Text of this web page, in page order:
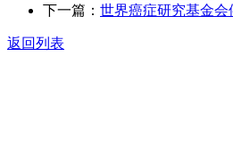
下一篇： 世界癌症研究基金
返回列表